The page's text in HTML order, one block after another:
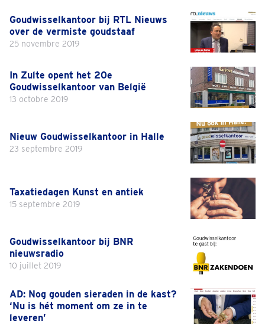
Goudwisselkantoor bij RTL Nieuws
over de vermiste goudstaaf
25 novembre 2019
In Zulte opent het 20e
Goudwisselkantoor van België
13 octobre 2019
Nieuw Goudwisselkantoor in Halle
23 septembre 2019
Taxatiedagen Kunst en antiek
15 septembre 2019
Goudwisselkantoor bij BNR
nieuwsradio
10 juillet 2019
AD: Nog gouden sieraden in de kast?
‘Nu is hét moment om ze in te
leveren’